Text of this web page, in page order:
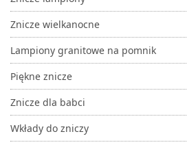
Znicze wielkanocne
Lampiony granitowe na pomnik
Piękne znicze
Znicze dla babci
Wkłady do zniczy